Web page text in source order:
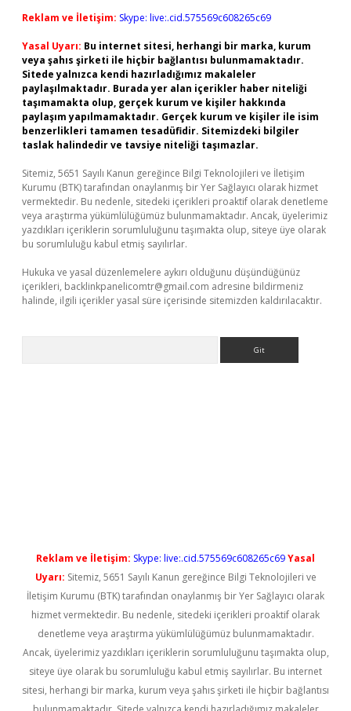
Reklam ve İletişim: Skype: live:.cid.575569c608265c69
Yasal Uyarı: Bu internet sitesi, herhangi bir marka, kurum
veya şahıs şirketi ile hiçbir bağlantısı bulunmamaktadır.
Sitede yalnızca kendi hazırladığımız makaleler
paylaşılmaktadır. Burada yer alan içerikler haber niteliği
taşımamakta olup, gerçek kurum ve kişiler hakkında
paylaşım yapılmamaktadır. Gerçek kurum ve kişiler ile isim
benzerlikleri tamamen tesadüfidir. Sitemizdeki bilgiler
taslak halindedir ve tavsiye niteliği taşımazlar.
Sitemiz, 5651 Sayılı Kanun gereğince Bilgi Teknolojileri ve İletişim
Kurumu (BTK) tarafından onaylanmış bir Yer Sağlayıcı olarak hizmet
vermektedir. Bu nedenle, sitedeki içerikleri proaktif olarak denetleme
veya araştırma yükümlülüğümüz bulunmamaktadır. Ancak, üyelerimiz
yazdıkları içeriklerin sorumluluğunu taşımakta olup, siteye üye olarak
bu sorumluluğu kabul etmiş sayılırlar.
Hukuka ve yasal düzenlemelere aykırı olduğunu düşündüğünüz
içerikleri, backlinkpanelicomtr@gmail.com adresine bildirmeniz
halinde, ilgili içerikler yasal süre içerisinde sitemizden kaldırılacaktır.
Reklam ve İletişim: Skype: live:.cid.575569c608265c69Yasal
Uyarı: Sitemiz, 5651 Sayılı Kanun gereğince Bilgi Teknolojileri ve
İletişim Kurumu (BTK) tarafından onaylanmış bir Yer Sağlayıcı olarak
hizmet vermektedir. Bu nedenle, sitedeki içerikleri proaktif olarak
denetleme veya araştırma yükümlülüğümüz bulunmamaktadır.
Ancak, üyelerimiz yazdıkları içeriklerin sorumluluğunu taşımakta olup,
siteye üye olarak bu sorumluluğu kabul etmiş sayılırlar. Bu internet
sitesi, herhangi bir marka, kurum veya şahıs şirketi ile hiçbir bağlantısı